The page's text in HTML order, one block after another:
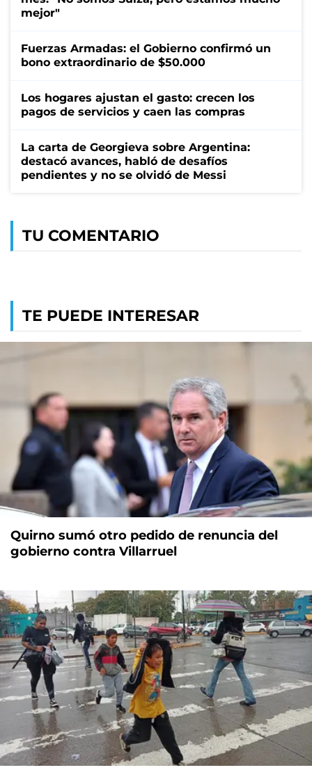
mejor"
Fuerzas Armadas: el Gobierno confirmó un
bono extraordinario de $50.000
Los hogares ajustan el gasto: crecen los
pagos de servicios y caen las compras
La carta de Georgieva sobre Argentina:
destacó avances, habló de desafíos
pendientes y no se olvidó de Messi
TU COMENTARIO
TE PUEDE INTERESAR
Quirno sumó otro pedido de renuncia del
gobierno contra Villarruel